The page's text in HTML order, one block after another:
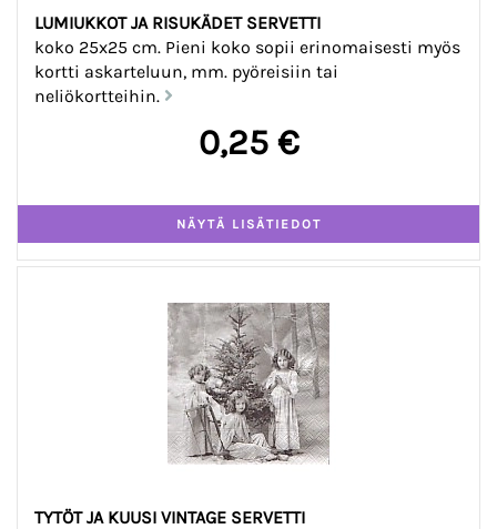
LUMIUKKOT JA RISUKÄDET SERVETTI
koko 25x25 cm. Pieni koko sopii erinomaisesti myös
kortti askarteluun, mm. pyöreisiin tai
neliökortteihin.
0,25 €
TYTÖT JA KUUSI VINTAGE SERVETTI